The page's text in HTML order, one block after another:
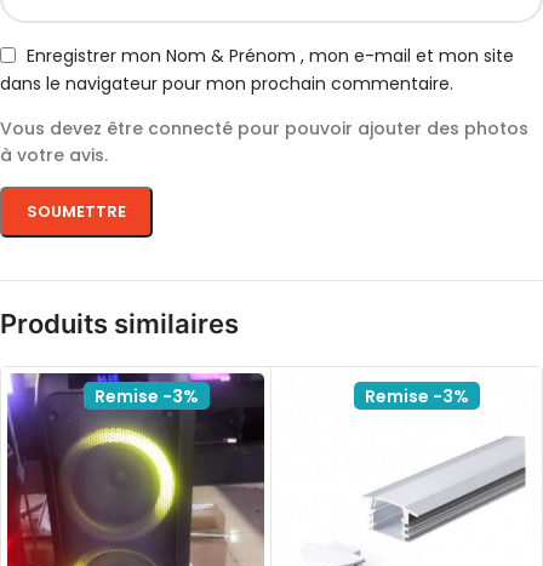
Enregistrer mon Nom & Prénom , mon e-mail et mon site
dans le navigateur pour mon prochain commentaire.
Vous devez être connecté pour pouvoir ajouter des photos
à votre avis.
Produits similaires
Remise -3% Remise -3%